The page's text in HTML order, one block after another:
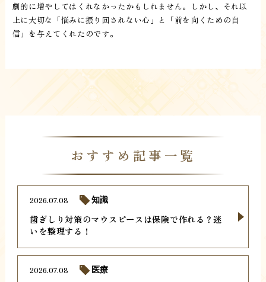
劇的に増やしてはくれなかったかもしれません。しかし、それ以
上に大切な「悩みに振り回されない心」と「前を向くための自
信」を与えてくれたのです。
おすすめ記事一覧
歯ぎしり対策のマウスピースは保険で作れる？迷
いを整理する！
2026.07.08 知識
2026.07.08 医療